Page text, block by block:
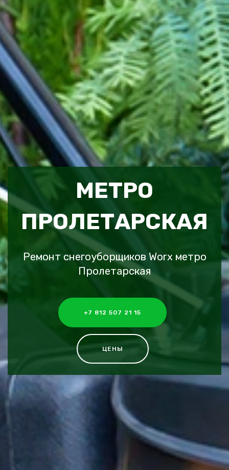
МЕТРО
ПРОЛЕТАРСКАЯ
Ремонт снегоуборщиков Worx метро
Пролетарская
+7 812 507 21 15
ЦЕНЫ